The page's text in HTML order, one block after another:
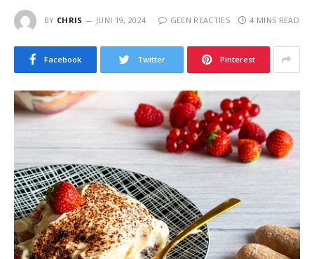
BY CHRIS JUNI 19, 2024 GEEN REACTIES 4 MINS READ
Facebook Twitter Pinterest